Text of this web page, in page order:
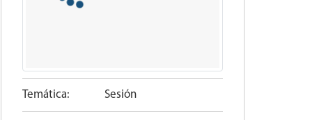
Temática: Sesión